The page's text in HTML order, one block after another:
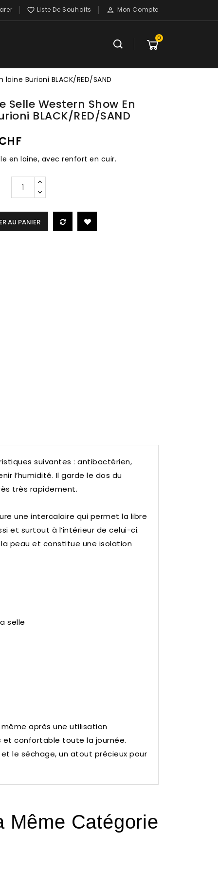
 Mon Compte
 Liste De Souhaits
0
Burioni BLACK/RED/SAND
Selle Western Show En
BLACK/RED/SAND
en laine, avec renfort en cuir.
AU PANIER
suivantes : antibactérien,
l’humidité. Il garde le dos du
très rapidement.
une intercalaire qui permet la libre
et surtout à l’intérieur de celui-ci.
peau et constitue une isolation
selle
après une utilisation
et confortable toute la journée.
le séchage, un atout précieux pour
Même Catégorie